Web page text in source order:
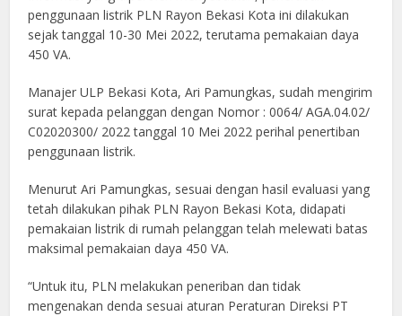
penggunaan listrik PLN Rayon Bekasi Kota ini dilakukan
sejak tanggal 10-30 Mei 2022, terutama pemakaian daya
450 VA.
Manajer ULP Bekasi Kota, Ari Pamungkas, sudah mengirim
surat kepada pelanggan dengan Nomor : 0064/ AGA.04.02/
C02020300/ 2022 tanggal 10 Mei 2022 perihal penertiban
penggunaan listrik.
Menurut Ari Pamungkas, sesuai dengan hasil evaluasi yang
tetah dilakukan pihak PLN Rayon Bekasi Kota, didapati
pemakaian listrik di rumah pelanggan telah melewati batas
maksimal pemakaian daya 450 VA.
“Untuk itu, PLN melakukan peneriban dan tidak
mengenakan denda sesuai aturan Peraturan Direksi PT